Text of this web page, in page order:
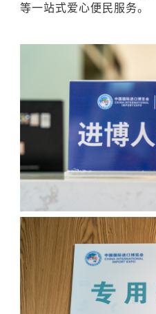
等一站式爱心便民服务。